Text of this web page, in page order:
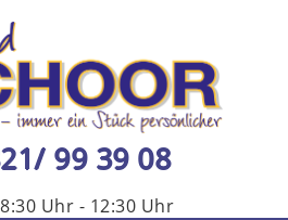
99 39 08
Uhr - 12:30 Uhr